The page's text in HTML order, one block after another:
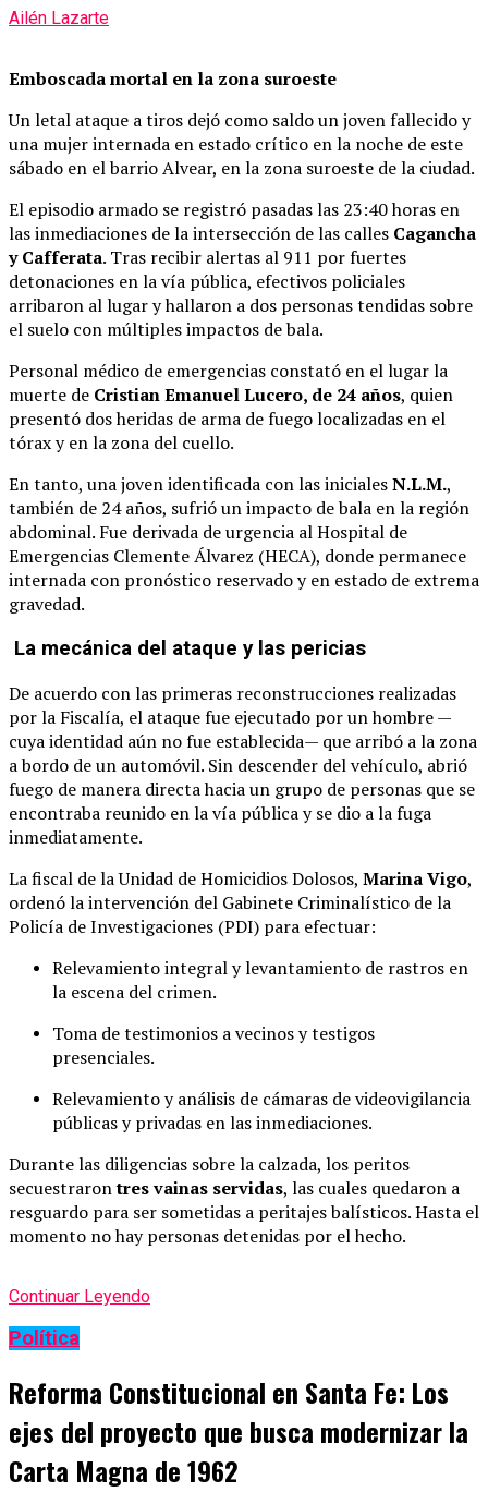
Ailén Lazarte
Emboscada mortal en la zona suroeste
Un letal ataque a tiros dejó como saldo un joven fallecido y
una mujer internada en estado crítico en la noche de este
sábado en el barrio Alvear, en la zona suroeste de la ciudad.
El episodio armado se registró pasadas las 23:40 horas en
las inmediaciones de la intersección de las calles Cagancha
y Cafferata. Tras recibir alertas al 911 por fuertes
detonaciones en la vía pública, efectivos policiales
arribaron al lugar y hallaron a dos personas tendidas sobre
el suelo con múltiples impactos de bala.
Personal médico de emergencias constató en el lugar la
muerte de Cristian Emanuel Lucero, de 24 años, quien
presentó dos heridas de arma de fuego localizadas en el
tórax y en la zona del cuello.
En tanto, una joven identificada con las inicialesN.L.M.,
también de 24 años, sufrió un impacto de bala en la región
abdominal. Fue derivada de urgencia al Hospital de
Emergencias Clemente Álvarez (HECA), donde permanece
internada con pronóstico reservado y en estado de extrema
gravedad.
La mecánica del ataque y las pericias
De acuerdo con las primeras reconstrucciones realizadas
por la Fiscalía, el ataque fue ejecutado por un hombre —
cuya identidad aún no fue establecida— que arribó a la zona
a bordo de un automóvil. Sin descender del vehículo, abrió
fuego de manera directa hacia un grupo de personas que se
encontraba reunido en la vía pública y se dio a la fuga
inmediatamente.
La fiscal de la Unidad de Homicidios Dolosos, Marina Vigo,
ordenó la intervención del Gabinete Criminalístico de la
Policía de Investigaciones (PDI) para efectuar:
Relevamiento integral y levantamiento de rastros en
la escena del crimen.
Toma de testimonios a vecinos y testigos
presenciales.
Relevamiento y análisis de cámaras de videovigilancia
públicas y privadas en las inmediaciones.
Durante las diligencias sobre la calzada, los peritos
secuestrarontres vainas servidas, las cuales quedaron a
resguardo para ser sometidas a peritajes balísticos. Hasta el
momento no hay personas detenidas por el hecho.
Continuar Leyendo
Política
Reforma Constitucional en Santa Fe: Los
ejes del proyecto que busca modernizar la
Carta Magna de 1962